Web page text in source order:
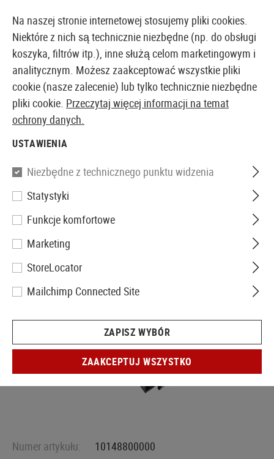
EUROPEJSKI AIRSOFT SKLEP I HURTOWNIA
Strona główna
Pellet Trap 17x17cm
Numer artykułu:
10148800000
Na naszej stronie internetowej stosujemy pliki cookies.
Niektóre z nich są technicznie niezbędne (np. do obsługi
koszyka, filtrów itp.), inne służą celom marketingowym i
analitycznym. Możesz zaakceptować wszystkie pliki
cookie (nasze zalecenie) lub tylko technicznie niezbędne
pliki cookie. Przeczytaj więcej informacji na temat
ochrony danych.
USTAWIENIA
Niezbędne z technicznego punktu widzenia
Statystyki
Funkcje komfortowe
Marketing
StoreLocator
Mailchimp Connected Site
ZAPISZ WYBÓR
ZAAKCEPTUJ WSZYSTKO